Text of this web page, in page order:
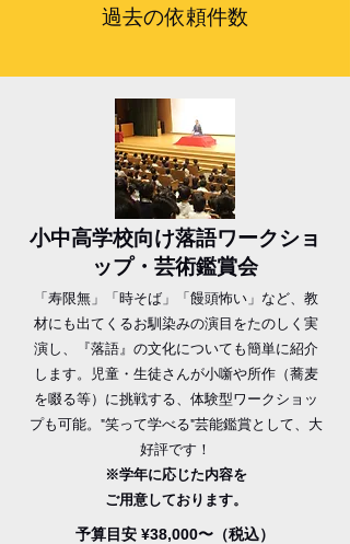
​過去の依頼件数
小中高​学校向け落語ワークショ
ップ・芸術鑑賞会
「寿限無」「時そば」「饅頭怖い」など、教
材にも出てくるお馴染みの演目をたのしく実
演し、『落語』の文化についても簡単に紹介
します。児童・生徒さんが小噺や所作（蕎麦
を啜る等）に挑戦する、体験型ワークショッ
プも可能。"笑って学べる"芸能鑑賞として、大
好評です！
※学年に応じた内容を
ご用意しております。
予算目安 ¥38,000〜（税込）